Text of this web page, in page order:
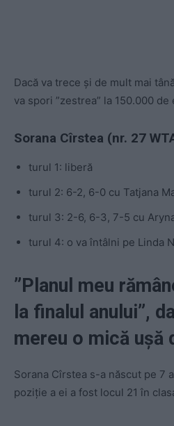
Dacă va trece și de mult mai
va spori ”zestrea” la 150.000
Sorana Cîrstea (nr. 27
turul 1: liberă
turul 2: 6-2, 6-0 cu Tatjana
turul 3: 2-6, 6-3, 7-5 cu
turul 4: o va întâlni pe Linda
”Planul meu
la finalul anului”,
mereu o mică ușă
Sorana Cîrstea s-a născut pe 7
poziție a ei a fost locul 21 în